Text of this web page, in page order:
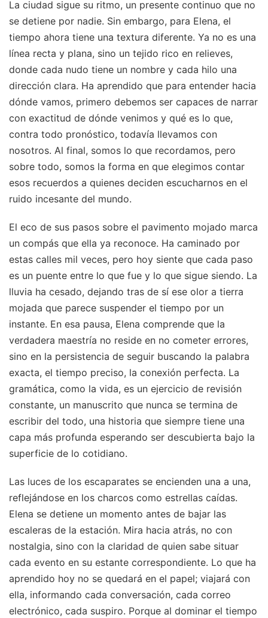
La ciudad sigue su ritmo, un presente continuo que no
se detiene por nadie. Sin embargo, para Elena, el
tiempo ahora tiene una textura diferente. Ya no es una
línea recta y plana, sino un tejido rico en relieves,
donde cada nudo tiene un nombre y cada hilo una
dirección clara. Ha aprendido que para entender hacia
dónde vamos, primero debemos ser capaces de narrar
con exactitud de dónde venimos y qué es lo que,
contra todo pronóstico, todavía llevamos con
nosotros. Al final, somos lo que recordamos, pero
sobre todo, somos la forma en que elegimos contar
esos recuerdos a quienes deciden escucharnos en el
ruido incesante del mundo.
El eco de sus pasos sobre el pavimento mojado marca
un compás que ella ya reconoce. Ha caminado por
estas calles mil veces, pero hoy siente que cada paso
es un puente entre lo que fue y lo que sigue siendo. La
lluvia ha cesado, dejando tras de sí ese olor a tierra
mojada que parece suspender el tiempo por un
instante. En esa pausa, Elena comprende que la
verdadera maestría no reside en no cometer errores,
sino en la persistencia de seguir buscando la palabra
exacta, el tiempo preciso, la conexión perfecta. La
gramática, como la vida, es un ejercicio de revisión
constante, un manuscrito que nunca se termina de
escribir del todo, una historia que siempre tiene una
capa más profunda esperando ser descubierta bajo la
superficie de lo cotidiano.
Las luces de los escaparates se encienden una a una,
reflejándose en los charcos como estrellas caídas.
Elena se detiene un momento antes de bajar las
escaleras de la estación. Mira hacia atrás, no con
nostalgia, sino con la claridad de quien sabe situar
cada evento en su estante correspondiente. Lo que ha
aprendido hoy no se quedará en el papel; viajará con
ella, informando cada conversación, cada correo
electrónico, cada suspiro. Porque al dominar el tiempo